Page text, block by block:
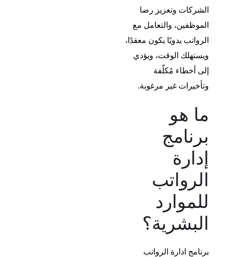
الشركات وتعزيز رضا
الموظفين، والتعامل مع
الرواتب يدويًا يكون معقدًا،
ويستهلك الوقت، ويؤدي
إلى أخطاء مُكلّفة
وتأخيرات غير مرغوبة.
ما هو
برنامج
إدارة
الرواتب
للموارد
البشرية؟
برنامج ادارة الرواتب